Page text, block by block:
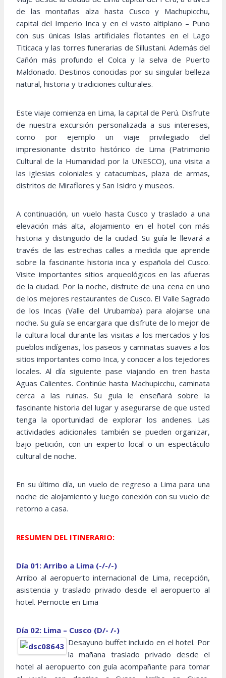
de las montañas alza hasta Cusco y Machupicchu,
capital del Imperio Inca y en el vasto altiplano – Puno
con sus únicas Islas artificiales flotantes en el Lago
Titicaca y las torres funerarias de Sillustani. Además del
Cañón más profundo el Colca y la selva de Puerto
Maldonado. Destinos conocidas por su singular belleza
natural, historia y tradiciones culturales.
Este viaje comienza en Lima, la capital de Perú. Disfrute
de nuestra excursión personalizada a sus intereses,
como por ejemplo un viaje privilegiado del
impresionante distrito histórico de Lima (Patrimonio
Cultural de la Humanidad por la UNESCO), una visita a
las iglesias coloniales y catacumbas, plaza de armas,
distritos de Miraflores y San Isidro y museos.
A continuación, un vuelo hasta Cusco y traslado a una
elevación más alta, alojamiento en el hotel con más
historia y distinguido de la ciudad. Su guía le llevará a
través de las estrechas calles a medida que aprende
sobre la fascinante historia inca y española del Cusco.
Visite importantes sitios arqueológicos en las afueras
de la ciudad. Por la noche, disfrute de una cena en uno
de los mejores restaurantes de Cusco. El Valle Sagrado
de los Incas (Valle del Urubamba) para alojarse una
noche. Su guía se encargara que disfrute de lo mejor de
la cultura local durante las visitas a los mercados y los
pueblos indígenas, los paseos y caminatas suaves a los
sitios importantes como Inca, y conocer a los tejedores
locales. Al día siguiente pase viajando en tren hasta
Aguas Calientes. Continúe hasta Machupicchu, caminata
cerca a las ruinas. Su guía le enseñará sobre la
fascinante historia del lugar y asegurarse de que usted
tenga la oportunidad de explorar los andenes. Las
actividades adicionales también se pueden organizar,
bajo petición, con un experto local o un espectáculo
cultural de noche.
En su último día, un vuelo de regreso a Lima para una
noche de alojamiento y luego conexión con su vuelo de
retorno a casa.
RESUMEN DEL ITINERARIO:
Día 01: Arribo a Lima (-/-/-)
Arribo al aeropuerto internacional de Lima, recepción,
asistencia y traslado privado desde el aeropuerto al
hotel. Pernocte en Lima
Día 02: Lima – Cusco (D/- /-)
Desayuno buffet incluido en el hotel. Por
la mañana traslado privado desde el
hotel al aeropuerto con guía acompañante para tomar